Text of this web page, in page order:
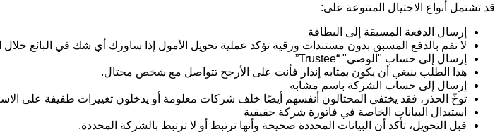
قد تشتمل أنواع الاحتيال المتنوعة على:
إرسال الدفعة المسبقة إلى البطاقة
لا تقم بالدفع المسبق بدون مستندات ورقية تؤكد عملية تحويل الأمول إذا ساورك أي شك في البائع خلال
إرسال إلى حساب "الوصي" “Trustee”
هذا الطلب ينبغي أن يكون بمثابه إنذار فأنت على الأرجح تتواصل مع شخص محتال.
إرسال إلى حساب الشركة باسم مشابه
توخّ الحذر، فقد يختفي المحتالون أنفسهم أيضًا خلف شركات معلومة أو يدخلون تغييرات طفيفة على
استبدال البيانات الخاصة في فاتورة شركة حقيقية
قبل التحويل، تأكد أن البيانات المحددة صحيحة وأنها ترتبط أو لا ترتبط بالشركة المحددة.